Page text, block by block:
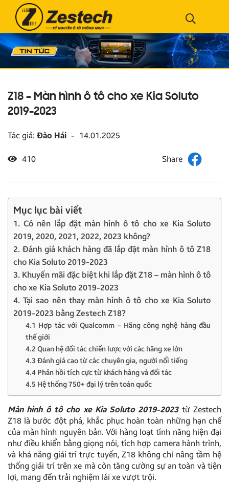
Z18 – Màn hình ô tô cho xe Kia Soluto
2019-2023
Tác giả: Đào Hải - 14.01.2025
410
Mục lục bài viết
1. Có nên lắp đặt màn hình ô tô cho xe Kia Soluto
2019, 2020, 2021, 2022, 2023 không?
2. Đánh giá khách hàng đã lắp đặt màn hình ô tô Z18
cho Kia Soluto 2019-2023
3. Khuyến mãi đặc biệt khi lắp đặt Z18 – màn hình ô tô
cho xe Kia Soluto 2019-2023
4. Tại sao nên thay màn hình ô tô cho xe Kia Soluto
2019-2023 bằng Zestech Z18?
4.1 Hợp tác với Qualcomm – Hãng công nghệ hàng đầu
thế giới
4.2 Quan hệ đối tác chiến lược với các hãng xe lớn
4.3 Đánh giá cao từ các chuyên gia, người nổi tiếng
4.4 Phản hồi tích cực từ khách hàng và đối tác
4.5 Hệ thống 750+ đại lý trên toàn quốc
Màn hình ô tô cho xe Kia Soluto 2019-2023từ Zestech
Z18 là bước đột phá, khắc phục hoàn toàn những hạn chế
của màn hình nguyên bản. Với hàng loạt tính năng hiện đại
như điều khiển bằng giọng nói, tích hợp camera hành trình,
và khả năng giải trí trực tuyến, Z18 không chỉ nâng tầm hệ
thống giải trí trên xe mà còn tăng cường sự an toàn và tiện
lợi, mang đến trải nghiệm lái xe vượt trội.